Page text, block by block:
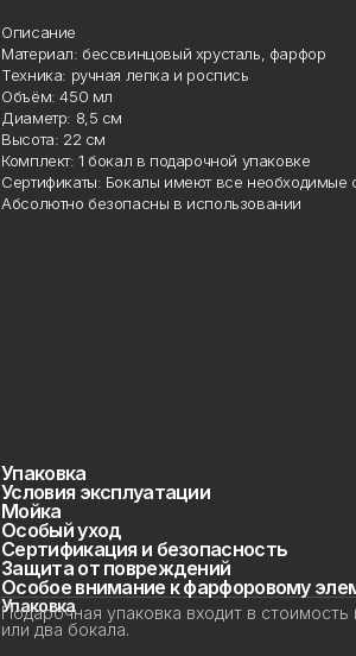
Описание
Материал: бессвинцовый хрусталь, фарфор
Техника: ручная лепка и роспись
Объём: 450 мл
Диаметр: 8,5 см
Высота: 22 см
Комплект: 1 бокал в подарочной упаковке
Сертификаты: Бокалы имеют все необходимые
Абсолютно безопасны в использовании
Упаковка
Условия эксплуатации
Мойка
Особый уход
Сертификация и безопасность
Защита от повреждений
Особое внимание к фарфоровому
Упаковка
Подарочная упаковка входит в стоимость
или два бокала.